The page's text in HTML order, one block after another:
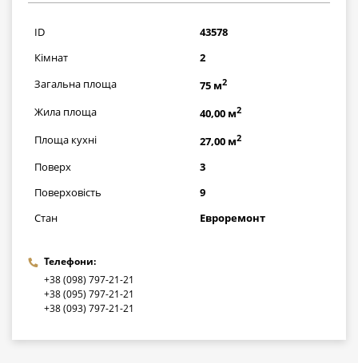
грн
ID
43578
Кімнат
2
Загальна площа
75 м2
Жила площа 40,00 м2
Площа кухні 27,00 м2
Поверх
3
Поверховість
9
Стан
Евроремонт
Телефони:
+38 (098) 797-21-21
+38 (095) 797-21-21
+38 (093) 797-21-21